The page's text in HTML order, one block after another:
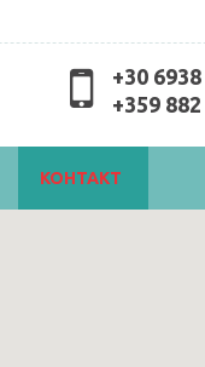
+30
+359
КОНТАКТ